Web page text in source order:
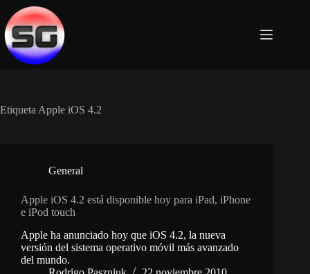
Saltar
contenido
Etiqueta Apple iOS 4.2
General
Apple iOS 4.2 está disponible hoy para iPad, iPhone
e iPod touch
Apple ha anunciado hoy que iOS 4.2, la nueva
versión del sistema operativo móvil más avanzado
del mundo.